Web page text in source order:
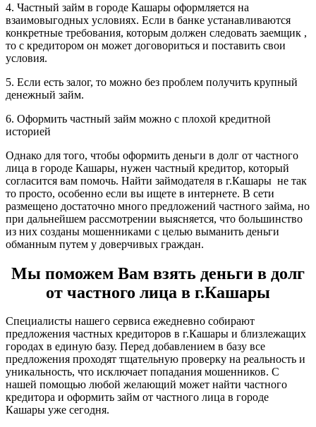
4. Частный займ в городе Кашары оформляется на
взаимовыгодных условиях. Если в банке устанавливаются
конкретные требования, которым должен следовать заемщик ,
то с кредитором он может договориться и поставить свои
условия.
5. Если есть залог, то можно без проблем получить крупный
денежный займ.
6. Оформить частный займ можно с плохой кредитной
историей
Однако для того, чтобы оформить деньги в долг от частного
лица в городе Кашары, нужен частный кредитор, который
согласится вам помочь. Найти займодателя в г.Кашары не так
то просто, особенно если вы ищете в интернете. В сети
размещено достаточно много предложений частного займа, но
при дальнейшем рассмотрении выясняется, что большинство
из них созданы мошенниками с целью выманить деньги
обманным путем у доверчивых граждан.
Мы поможем Вам взять деньги в долг
от частного лица в г.Кашары
Специалисты нашего сервиса ежедневно собирают
предложения частных кредиторов в г.Кашары и близлежащих
городах в единую базу. Перед добавлением в базу все
предложения проходят тщательную проверку на реальность и
уникальность, что исключает попадания мошенников. С
нашей помощью любой желающий может найти частного
кредитора и оформить займ от частного лица в городе
Кашары уже сегодня.